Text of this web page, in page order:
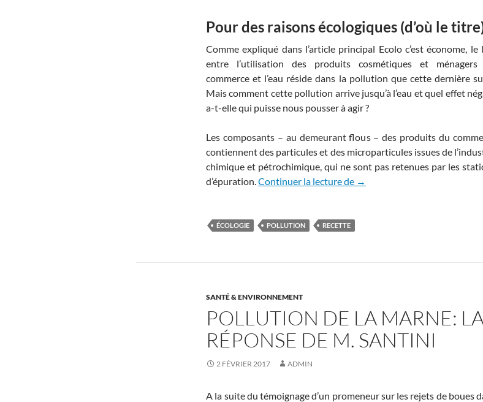
Pour des raisons écologiques (d’où le
Comme expliqué dans l’article principal Ecolo c’est économe, le
entre l’utilisation des produits cosmétiques et ménagers
commerce et l’eau réside dans la pollution que cette dernière
Mais comment cette pollution arrive jusqu’à l’eau et quel effet
a-t-elle qui puisse nous pousser à agir ?
Les composants – au demeurant flous – des produits du
contiennent des particules et des microparticules issues de
chimique et pétrochimique, qui ne sont pas retenues par les
d’épuration.Continuer la lecture de Pourquoi et comment faire
→
ÉCOLOGIE POLLUTION RECETTE
SANTÉ & ENVIRONNEMENT
POLLUTION DE LA MARNE:
RÉPONSE DE M. SANTINI
2 FÉVRIER 2017 ADMIN
A la suite du témoignage d’un promeneur sur les rejets de boues